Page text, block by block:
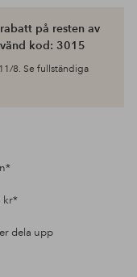
på resten av
kod: 3015
8. Se fullständiga
kr*
dela upp